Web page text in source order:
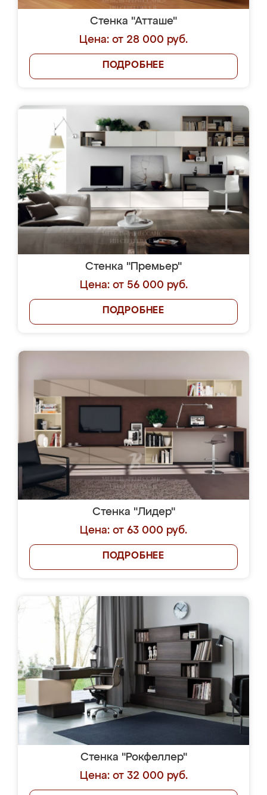
Стенка "Атташе"
Цена: от 28 000 руб.
ПОДРОБНЕЕ
Стенка "Премьер"
Цена: от 56 000 руб.
ПОДРОБНЕЕ
Стенка "Лидер"
Цена: от 63 000 руб.
ПОДРОБНЕЕ
Стенка "Рокфеллер"
Цена: от 32 000 руб.